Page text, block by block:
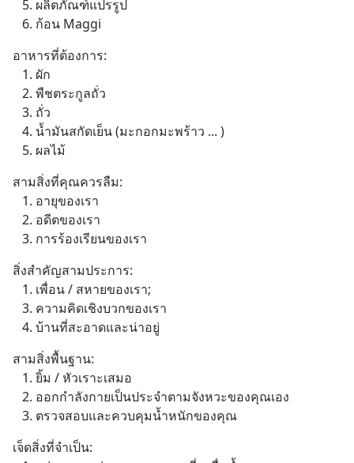
   5. ผลิตภัณฑ์แปรรูป
   6. ก้อน Maggi
อาหารที่ต้องการ:
   1. ผัก
   2. พืชตระกูลถั่ว
   3. ถั่ว
   4. น้ำมันสกัดเย็น (มะกอกมะพร้าว ... )
   5. ผลไม้
สามสิ่งที่คุณควรลืม:
   1. อายุของเรา
   2. อดีตของเรา
   3. การร้องเรียนของเรา
สิ่งสำคัญสามประการ:
   1. เพื่อน / สหายของเรา;
   3. ความคิดเชิงบวกของเรา
   4. บ้านที่สะอาดและน่าอยู่
สามสิ่งพื้นฐาน:
   1. ยิ้ม / หัวเราะเสมอ
   2. ออกกำลังกายเป็นประจำตามจังหวะของคุณเอง
   3. ตรวจสอบและควบคุมน้ำหนักของคุณ
เจ็ดสิ่งที่จำเป็น: